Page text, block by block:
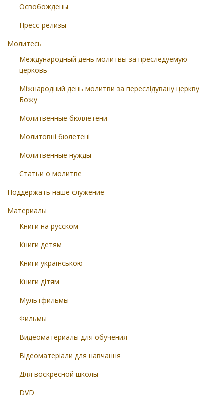
Освобождены
Пресс-релизы
Молитесь
Международный день молитвы за преследуемую
церковь
Міжнародний день молитви за переслідувану церкву
Божу
Молитвенные бюллетени
Молитовні бюлетені
Молитвенные нужды
Статьи о молитве
Поддержать наше служение
Материалы
Книги на русском
Книги детям
Книги українською
Книги дітям
Мультфильмы
Фильмы
Видеоматериалы для обучения
Відеоматеріали для навчання
Для воскресной школы
DVD